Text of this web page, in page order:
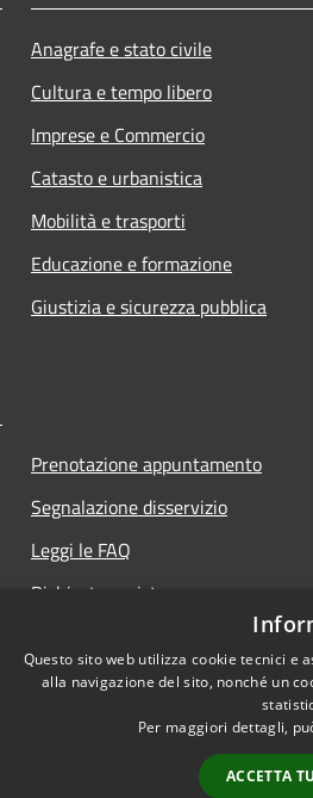
Anagrafe e stato civile
Cultura e tempo libero
Imprese e Commercio
Catasto e urbanistica
Mobilità e trasporti
Educazione e formazione
Giustizia e sicurezza pubblica
Prenotazione appuntamento
Segnalazione disservizio
Leggi le FAQ
Richiesta assistenza
Questo sito web utilizza cookie tecnici e
alla navigazione del sito, nonché un
Per maggiori dettagli,
ACCETTA